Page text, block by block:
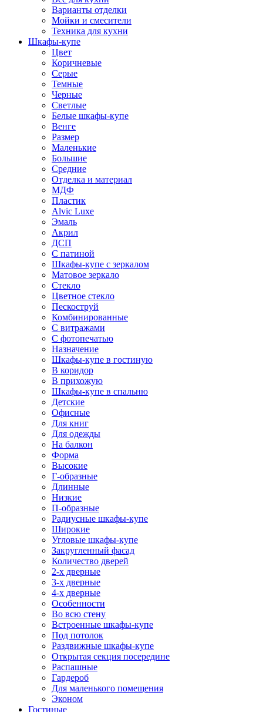
Варианты отделки
Мойки и смесители
Техника для кухни
Шкафы-купе
Цвет
Коричневые
Серые
Темные
Черные
Светлые
Белые шкафы-купе
Венге
Размер
Маленькие
Большие
Средние
Отделка и материал
МДФ
Пластик
Alvic Luxe
Эмаль
Акрил
ДСП
С патиной
Шкафы-купе с зеркалом
Матовое зеркало
Стекло
Цветное стекло
Пескоструй
Комбинированные
С витражами
С фотопечатью
Назначение
Шкафы-купе в гостиную
В коридор
В прихожую
Шкафы-купе в спальню
Детские
Офисные
Для книг
Для одежды
На балкон
Форма
Высокие
Г-образные
Длинные
Низкие
П-образные
Радиусные шкафы-купе
Широкие
Угловые шкафы-купе
Закругленный фасад
Количество дверей
2-х дверные
3-х дверные
4-х дверные
Особенности
Во всю стену
Встроенные шкафы-купе
Под потолок
Раздвижные шкафы-купе
Открытая секция посередине
Распашные
Гардероб
Для маленького помещения
Эконом
Гостиные